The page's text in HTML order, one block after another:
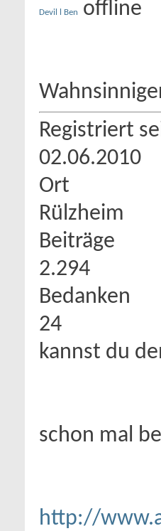
Devil l Ben
Registriert
02.06.2010
Ort
Rülzheim
Beiträge
2.294
Bedanken
24
kannst du
schon mal
http://